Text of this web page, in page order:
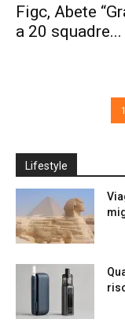
Figc, Abete
a 20 squadre...
1
Lifestyle